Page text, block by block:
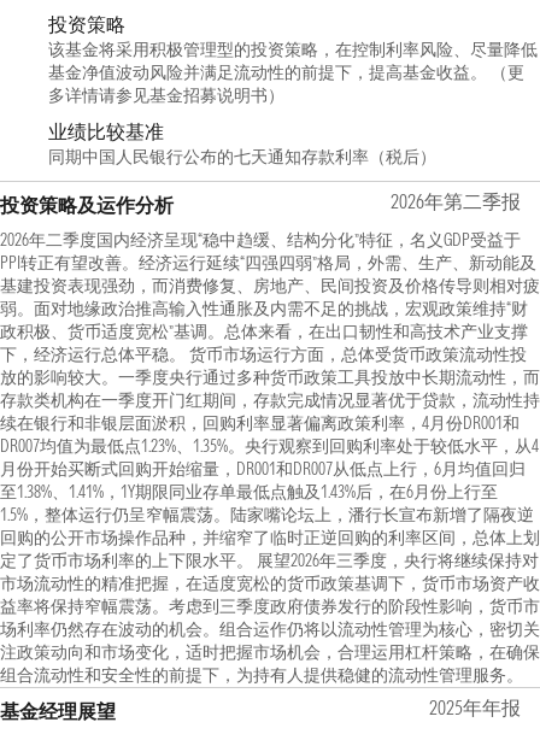
投资策略
该基金将采用积极管理型的投资策略，在控制利率风险、尽量降低
基金净值波动风险并满足流动性的前提下，提高基金收益。 （更
多详情请参见基金招募说明书）
业绩比较基准
同期中国人民银行公布的七天通知存款利率（税后）
投资策略及运作分析 2026年第二季报
2026年二季度国内经济呈现“稳中趋缓、结构分化”特征，名义GDP受益于
PPI转正有望改善。经济运行延续“四强四弱”格局，外需、生产、新动能及
基建投资表现强劲，而消费修复、房地产、民间投资及价格传导则相对疲
弱。面对地缘政治推高输入性通胀及内需不足的挑战，宏观政策维持“财
政积极、货币适度宽松”基调。总体来看，在出口韧性和高技术产业支撑
下，经济运行总体平稳。 货币市场运行方面，总体受货币政策流动性投
放的影响较大。一季度央行通过多种货币政策工具投放中长期流动性，而
存款类机构在一季度开门红期间，存款完成情况显著优于贷款，流动性持
续在银行和非银层面淤积，回购利率显著偏离政策利率，4月份DR001和
DR007均值为最低点1.23%、1.35%。央行观察到回购利率处于较低水平，从4
月份开始买断式回购开始缩量，DR001和DR007从低点上行，6月均值回归
至1.38%、1.41%，1Y期限同业存单最低点触及1.43%后，在6月份上行至
1.5%，整体运行仍呈窄幅震荡。陆家嘴论坛上，潘行长宣布新增了隔夜逆
回购的公开市场操作品种，并缩窄了临时正逆回购的利率区间，总体上划
定了货币市场利率的上下限水平。 展望2026年三季度，央行将继续保持对
市场流动性的精准把握，在适度宽松的货币政策基调下，货币市场资产收
益率将保持窄幅震荡。考虑到三季度政府债券发行的阶段性影响，货币市
场利率仍然存在波动的机会。组合运作仍将以流动性管理为核心，密切关
注政策动向和市场变化，适时把握市场机会，合理运用杠杆策略，在确保
组合流动性和安全性的前提下，为持有人提供稳健的流动性管理服务。
基金经理展望 2025年年报